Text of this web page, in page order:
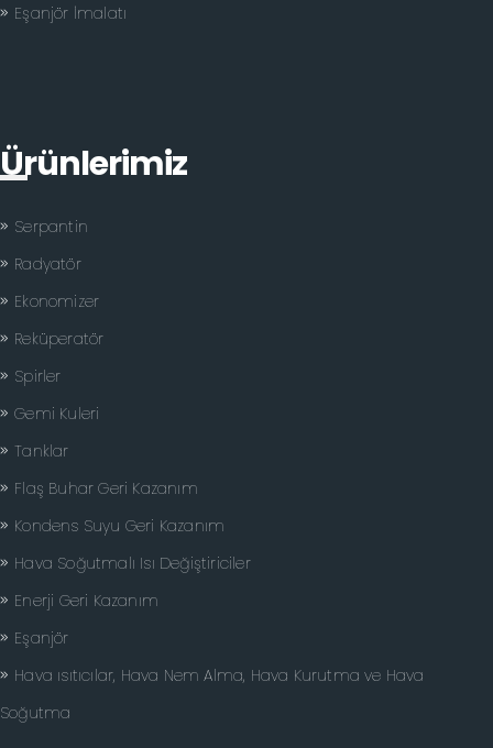
Eşanjör İmalatı
Ürünlerimiz
Serpantin
Radyatör
Ekonomizer
Reküperatör
Spirler
Gemi Kuleri
Tanklar
Flaş Buhar Geri Kazanım
Kondens Suyu Geri Kazanım
Hava Soğutmalı Isı Değiştiriciler
Enerji Geri Kazanım
Eşanjör
Hava ısıtıcılar, Hava Nem Alma, Hava Kurutma ve Hava
Soğutma